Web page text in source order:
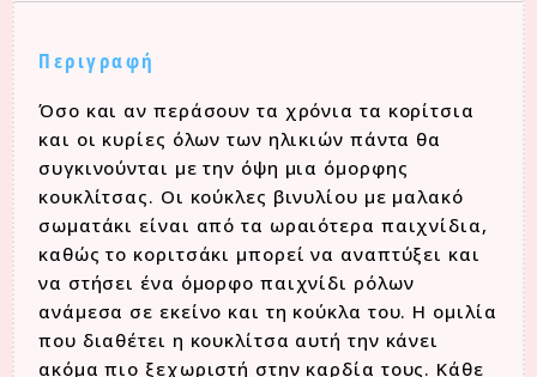
Περιγραφή
Όσο και αν περάσουν τα χρόνια τα κορίτσια
και οι κυρίες όλων των ηλικιών πάντα θα
συγκινούνται με την όψη μια όμορφης
κουκλίτσας. Οι κούκλες βινυλίου με μαλακό
σωματάκι είναι από τα ωραιότερα παιχνίδια,
καθώς το κοριτσάκι μπορεί να αναπτύξει και
να στήσει ένα όμορφο παιχνίδι ρόλων
ανάμεσα σε εκείνο και τη κούκλα του. Η ομιλία
που διαθέτει η κουκλίτσα αυτή την κάνει
ακόμα πιο ξεχωριστή στην καρδία τους. Κάθε